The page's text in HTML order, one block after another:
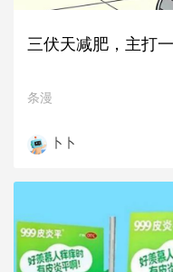
三伏天减肥，主打
条漫
卜卜